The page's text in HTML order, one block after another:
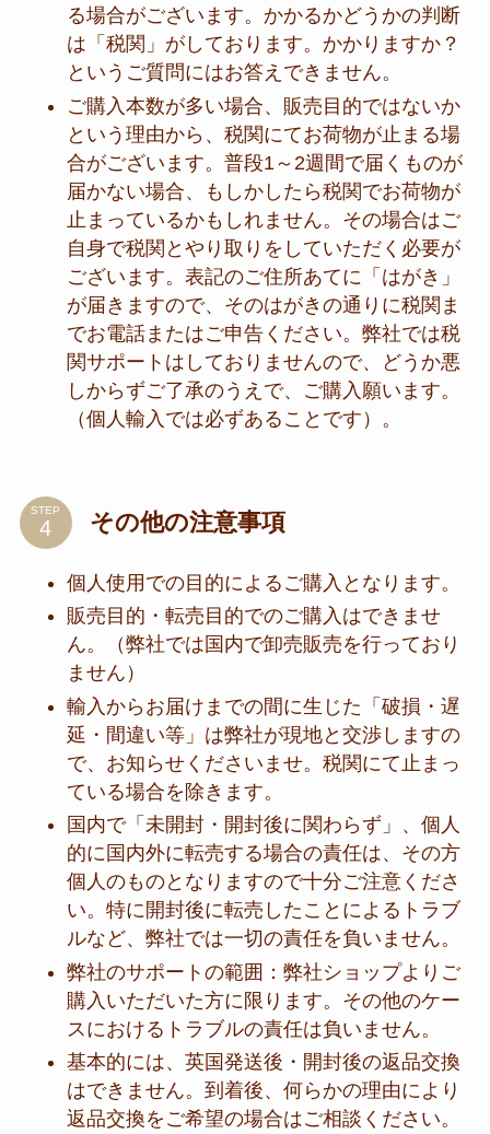
る場合がございます。かかるかどうかの判断
は「税関」がしております。かかりますか？
というご質問にはお答えできません。
ご購入本数が多い場合、販売目的ではないか
という理由から、税関にてお荷物が止まる場
合がございます。普段1～2週間で届くものが
届かない場合、もしかしたら税関でお荷物が
止まっているかもしれません。その場合はご
自身で税関とやり取りをしていただく必要が
ございます。表記のご住所あてに「はがき」
が届きますので、そのはがきの通りに税関ま
でお電話またはご申告ください。弊社では税
関サポートはしておりませんので、どうか悪
しからずご了承のうえで、ご購入願います。
（個人輸入では必ずあることです）。
STEP その他の注意事項
個人使用での目的によるご購入となります。
販売目的・転売目的でのご購入はできませ
ん。（弊社では国内で卸売販売を行っており
ません）
輸入からお届けまでの間に生じた「破損・遅
延・間違い等」は弊社が現地と交渉しますの
で、お知らせくださいませ。税関にて止まっ
ている場合を除きます。
国内で「未開封・開封後に関わらず」、個人
的に国内外に転売する場合の責任は、その方
個人のものとなりますので十分ご注意くださ
い。特に開封後に転売したことによるトラブ
ルなど、弊社では一切の責任を負いません。
弊社のサポートの範囲：弊社ショップよりご
購入いただいた方に限ります。その他のケー
スにおけるトラブルの責任は負いません。
基本的には、英国発送後・開封後の返品交換
はできません。到着後、何らかの理由により
返品交換をご希望の場合はご相談ください。